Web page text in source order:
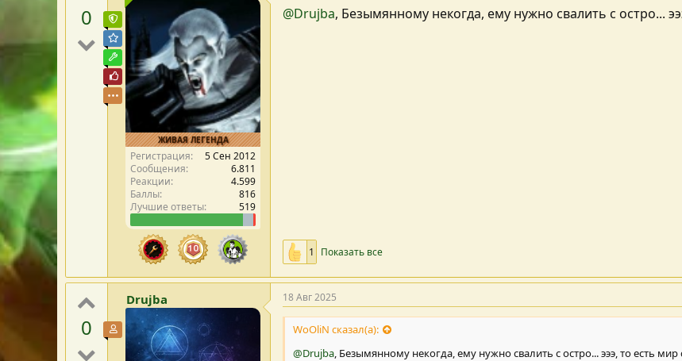
0
ЖИВАЯ ЛЕГЕНДА
Команда форума
Модератор раздела
Модостроитель
Почётный пользователь
Регистрация
5 Сен 2012
Сообщения
6.811
Реакции
4.599
Баллы
816
Лучшие ответы
519
@Drujba, Безымянному некогда, ему нужно свалить с остро...
1 Показать все
0
Drujba
Участник форума
18 Авг 2025
WoOliN сказал(а):
@Drujba, Безымянному некогда, ему нужно свалить с остро... эээ, то есть мир